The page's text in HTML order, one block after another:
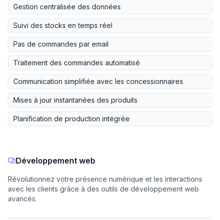
Gestion centralisée des données
Suivi des stocks en temps réel
Pas de commandes par email
Traitement des commandes automatisé
Communication simplifiée avec les concessionnaires
Mises à jour instantanées des produits
Planification de production intégrée
Développement web
Révolutionnez votre présence numérique et les interactions
avec les clients grâce à des outils de développement web
avancés.